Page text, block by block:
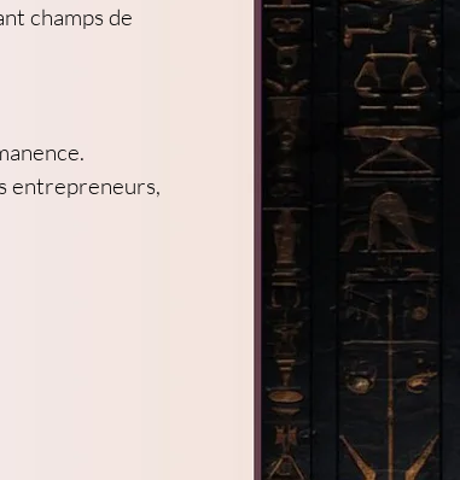
champs de
entrepreneurs,